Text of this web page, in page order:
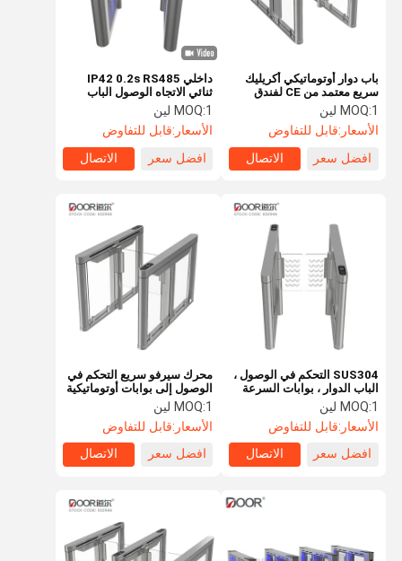
داخلي IP42 0.2s RS485
ثنائي الاتجاه الوصول الباب
الدوار
MOQ:1 لين
الأسعار:قابل للتفاوض
افضل سعر
الاتصال
باب دوار أوتوماتيكي أكريليك
سريع معتمد من CE لفندق
مبنى البنك
MOQ:1 لين
الأسعار:قابل للتفاوض
افضل سعر
الاتصال
محرك سيرفو سريع التحكم في
الوصول إلى بوابات أوتوماتيكية
MOQ:1 لين
الأسعار:قابل للتفاوض
افضل سعر
الاتصال
SUS304 التحكم في الوصول ،
الباب الدوار ، بوابات السرعة
التلقائية تدعم مصادقة الوجه
MOQ:1 لين
الأسعار:قابل للتفاوض
افضل سعر
الاتصال